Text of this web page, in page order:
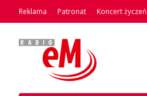
Reklama Patronat Koncert życzeń